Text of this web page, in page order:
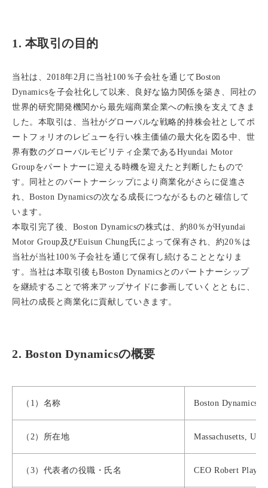
1. 本取引の目的
当社は、2018年2月に当社100％子会社を通じてBoston
Dynamicsを子会社化して以来、良好な協力関係を築き、同社の
世界的研究開発機関から最先端商業企業への転換を支えてきま
した。本取引は、当社がグローバルな戦略的持株会社としてポ
ートフォリオのレビューを行い株主価値の最大化を図る中、世
界有数のグローバルモビリティ企業であるHyundai Motor
Groupをパートナーに迎える時機を迎えたと判断したもので
す。同社とのパートナーシップにより商業化がさらに促進さ
れ、Boston Dynamicsの次なる成長につながるものと確信して
います。
本取引完了後、Boston Dynamicsの株式は、約80％がHyundai
Motor Group及びEuisun Chung氏によって保有され、約20％は
当社が当社100％子会社を通じて保有し続けることとなりま
す。当社は本取引後もBoston Dynamicsとのパートナーシップ
を継続することで将来アップサイドに参画していくとともに、
同社の成長と商業化に貢献していきます。
2. Boston Dynamicsの概要
（1）名称 Boston Dynamics,
（2）所在地 Massachusetts,
（3）代表者の役職・氏名 CEO Robert Playter